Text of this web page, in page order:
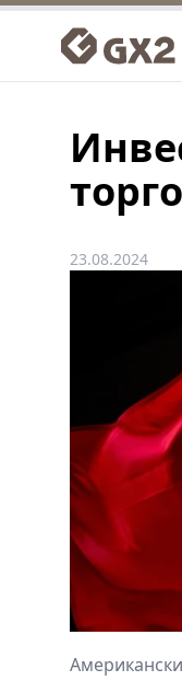
23.08.2024